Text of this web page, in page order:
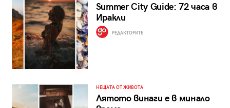
Summer City Guide: 72 часа в
Иракли
РЕДАКТОРИТЕ
НЕЩАТА ОТ ЖИВОТА
Лятото винаги е в минало